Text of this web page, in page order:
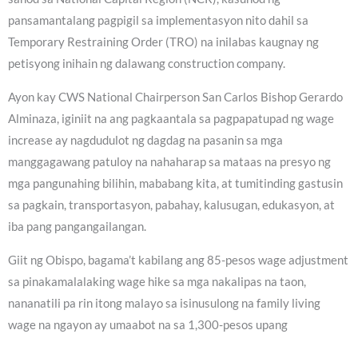
pansamantalang pagpigil sa implementasyon nito dahil sa
Temporary Restraining Order (TRO) na inilabas kaugnay ng
petisyong inihain ng dalawang construction company.
Ayon kay CWS National Chairperson San Carlos Bishop Gerardo
Alminaza, iginiit na ang pagkaantala sa pagpapatupad ng wage
increase ay nagdudulot ng dagdag na pasanin sa mga
manggagawang patuloy na nahaharap sa mataas na presyo ng
mga pangunahing bilihin, mababang kita, at tumitinding gastusin
sa pagkain, transportasyon, pabahay, kalusugan, edukasyon, at
iba pang pangangailangan.
Giit ng Obispo, bagama’t kabilang ang 85-pesos wage adjustment
sa pinakamalalaking wage hike sa mga nakalipas na taon,
nananatili pa rin itong malayo sa isinusulong na family living
wage na ngayon ay umaabot na sa 1,300-pesos upang